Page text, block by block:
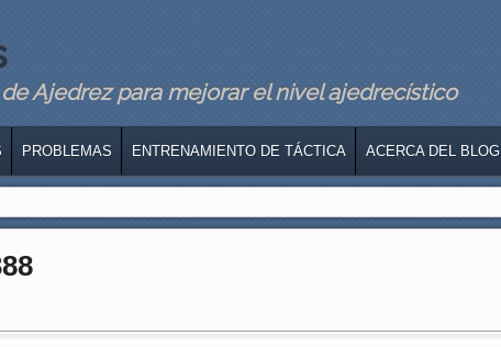
Ajedrez para mejorar el nivel ajedrecístico
PROBLEMAS ENTRENAMIENTO DE TÁCTICA ACERCA DEL BLOG